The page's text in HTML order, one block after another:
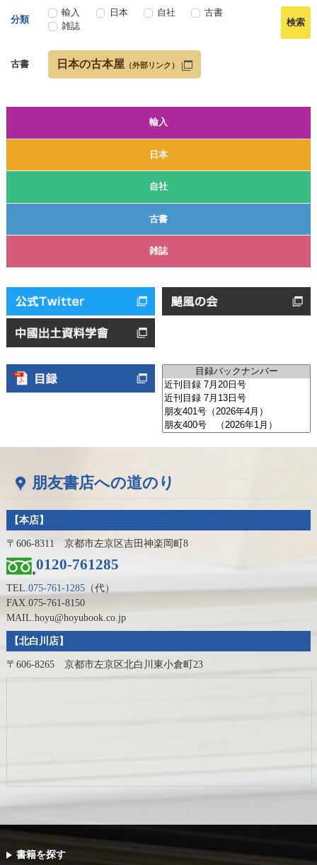
輸入
日本
自社
古書
雑誌
分類
輸入 日本 自社
古書
雑誌
古書 日本の古本屋 （外部リンク）
朋友書店への道のり
【本店】
〒606-8311 京都市左京区吉田神楽岡町8
0120-761285
TEL.075-761-1285（代）
FAX.075-761-8150
MAIL.hoyu@hoyubook.co.jp
【北白川店】
〒606-8265 京都市左京区北白川東小倉町23
書籍を探す